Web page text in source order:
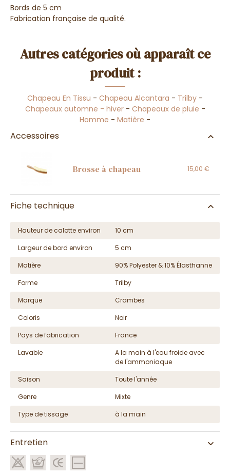
Bords de 5 cm
Fabrication française de qualité.
Autres catégories où apparaît ce
produit :
Chapeau En Tissu - Chapeau Alcantara - Trilby -
Chapeaux automne - hiver- Chapeaux de pluie -
Homme - Matière -
Accessoires
Brosse à chapeau 15,00 €
Fiche technique
Hauteur de calotte environ
10 cm
Largeur de bord environ
5 cm
Matière
90% Polyester & 10% Élasthanne
Forme
Trilby
Marque
Crambes
Coloris
Noir
Pays de fabrication
France
Lavable
A la main à l'eau froide avec
de l'ammoniaque
Saison
Toute l'année
Genre
Mixte
Type de tissage
à la main
Entretien